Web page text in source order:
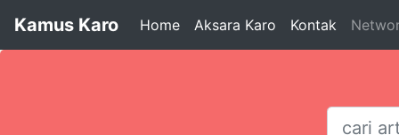
Kamus Karo Home Aksara Karo Kontak